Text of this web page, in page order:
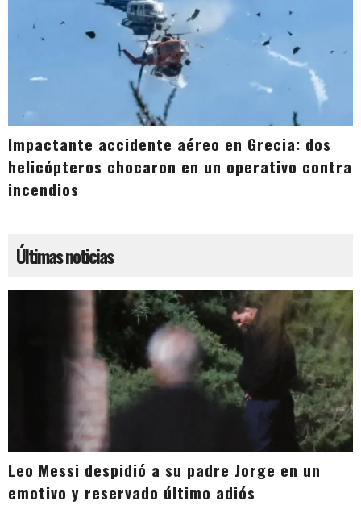
Impactante accidente aéreo en Grecia: dos
helicópteros chocaron en un operativo contra
incendios
Últimas noticias
Leo Messi despidió a su padre Jorge en un
emotivo y reservado último adiós